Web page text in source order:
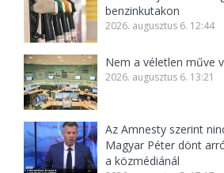
benzinkutakon
2026. augusztus 6. 12:44
Nem a véletlen műve
2026. augusztus 6. 13:21
Az Amnesty szerint
Magyar Péter dönt
a közmédiánál